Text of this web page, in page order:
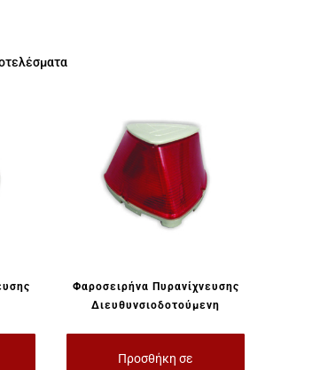
Φαροσειρήνα Πυρανίχνευσης
Διευθυνσιοδοτούμενη
Προσθήκη σε